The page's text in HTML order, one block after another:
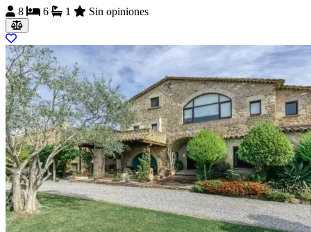
8
6 1 Sin opiniones